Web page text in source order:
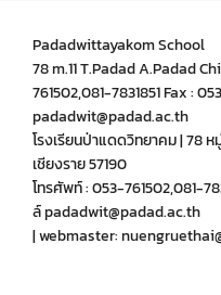
Padadwittayakom School
78 m.11 T.Padad A.Padad
761502,081-7831851 Fax :
padadwit@padad.ac.th
โรงเรียนป่าแดดวิทยาคม | 78
เชียงราย 57190
โทรศัพท์ : 053-761502,081-
ล์ padadwit@padad.ac.th
| webmaster: